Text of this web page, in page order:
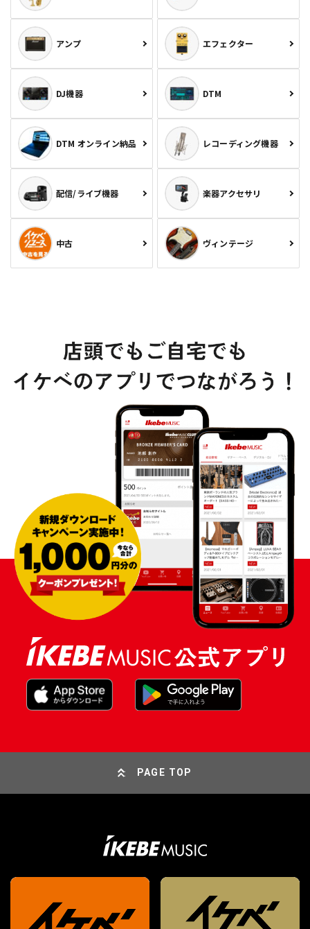
アンプ エフェクター
DJ機器 DTM
DTM オンライン納品 レコーディング機器
配信/ライブ機器 楽器アクセサリ
中古 ヴィンテージ
PAGE TOP